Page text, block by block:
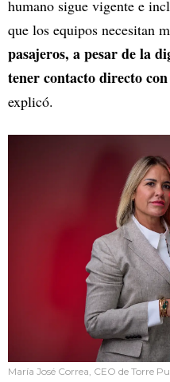
humano sigue vigente e
que los equipos necesitan
pasajeros, a pesar de la
tener contacto directo
explicó.
María José Correa, CEO de Torre